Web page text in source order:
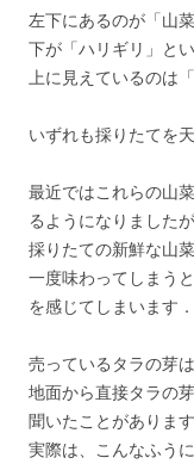
左下にあるのが「山
下が「ハリギリ」と
上に見えているのは
いずれも採りたてを
最近ではこれらの山
るようになりましたが
採りたての新鮮な山
一度味わってしまう
を感じてしまいます．
売っているタラの芽
地面から直接タラの
聞いたことがあります
実際は、こんなふう